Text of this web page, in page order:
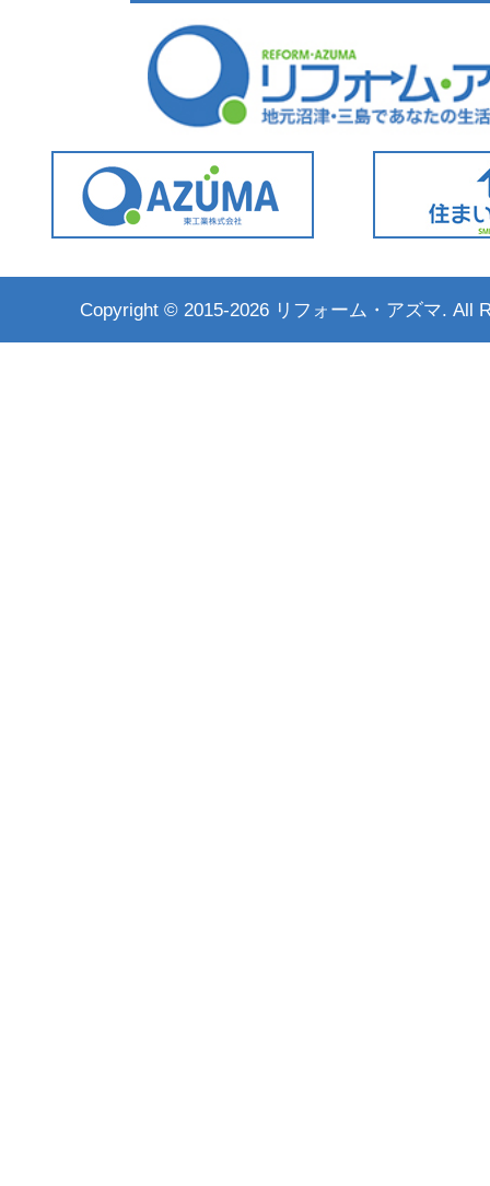
Copyright © 2015-2026 リフォーム・アズマ. All